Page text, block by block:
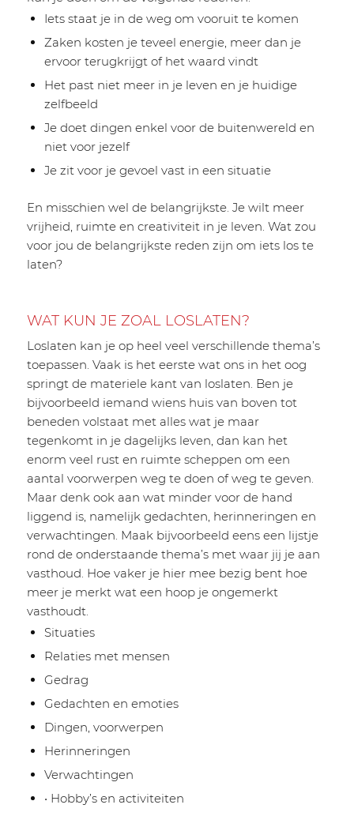
Iets staat je in de weg om vooruit te komen
Zaken kosten je teveel energie, meer dan je
ervoor terugkrijgt of het waard vindt
Het past niet meer in je leven en je huidige
zelfbeeld
Je doet dingen enkel voor de buitenwereld en
niet voor jezelf
Je zit voor je gevoel vast in een situatie
En misschien wel de belangrijkste. Je wilt meer
vrijheid, ruimte en creativiteit in je leven. Wat zou
voor jou de belangrijkste reden zijn om iets los te
laten?
WAT KUN JE ZOAL LOSLATEN?
Loslaten kan je op heel veel verschillende thema’s
toepassen. Vaak is het eerste wat ons in het oog
springt de materiele kant van loslaten. Ben je
bijvoorbeeld iemand wiens huis van boven tot
beneden volstaat met alles wat je maar
tegenkomt in je dagelijks leven, dan kan het
enorm veel rust en ruimte scheppen om een
aantal voorwerpen weg te doen of weg te geven.
Maar denk ook aan wat minder voor de hand
liggend is, namelijk gedachten, herinneringen en
verwachtingen. Maak bijvoorbeeld eens een lijstje
rond de onderstaande thema’s met waar jij je aan
vasthoud. Hoe vaker je hier mee bezig bent hoe
meer je merkt wat een hoop je ongemerkt
vasthoudt.
Situaties
Relaties met mensen
Gedrag
Gedachten en emoties
Dingen, voorwerpen
Herinneringen
Verwachtingen
• Hobby’s en activiteiten